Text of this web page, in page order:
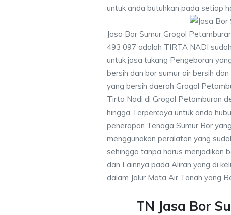
untuk anda butuhkan pada setiap
Jasa Bor Sumur Grogol
493 097 adalah TIRTA NADI
untuk jasa tukang Pengeboran
bersih dan bor sumur air bersih
yang bersih daerah Grogol
Tirta Nadi di Grogol Petamburan
hingga Terpercaya untuk anda
penerapan Tenaga Sumur Bor
menggunakan peralatan yang
sehingga tanpa harus menjadikan
dan Lainnya pada Aliran yang di
dalam Jalur Mata Air Tanah yang
TN Jasa Bor